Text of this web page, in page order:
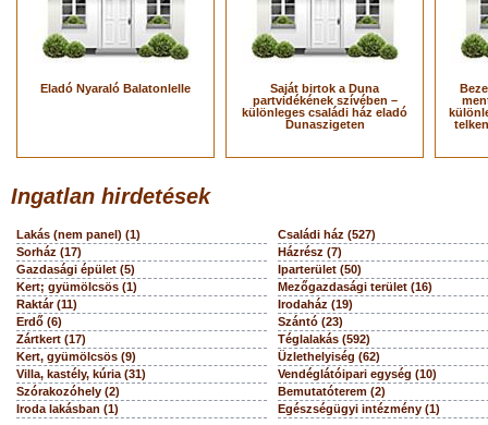
Eladó Nyaraló Balatonlelle
Saját birtok a Duna
partvidékének szívében –
különleges családi ház eladó
Dunaszigeten
Ingatlan hirdetések
Lakás (nem panel) (1)
Családi ház (527)
Sorház (17)
Házrész (7)
Gazdasági épület (5)
Iparterület (50)
Kert; gyümölcsös (1)
Mezőgazdasági terület (16)
Raktár (11)
Irodaház (19)
Erdő (6)
Szántó (23)
Zártkert (17)
Téglalakás (592)
Kert, gyümölcsös (9)
Üzlethelyiség (62)
Villa, kastély, kúria (31)
Vendéglátóipari egység (10)
Szórakozóhely (2)
Bemutatóterem (2)
Iroda lakásban (1)
Egészségügyi intézmény (1)